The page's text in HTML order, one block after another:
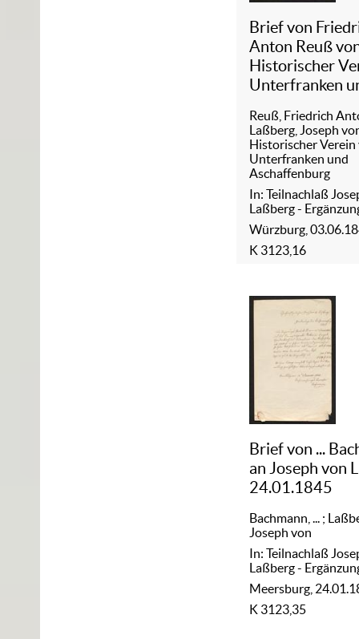
Brief von
Anton Reuß
Historischer
Unterfranken
Joseph von
03.06.1843
Reuß, Friedrich
Laßberg, Joseph
Historischer Verein
Unterfranken und
Aschaffenburg
In: Teilnachlaß
Laßberg -
Würzburg,
K 3123,16
Brief von ...
an Joseph von
24.01.1845
Bachmann, ... ;
Joseph von
In: Teilnachlaß
Laßberg -
Meersburg,
K 3123,35